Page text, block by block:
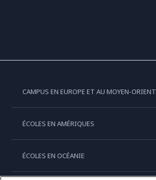
CAMPUS EN EUROPE ET AU MOYEN-ORIENT
ÉCOLES EN AMÉRIQUES
ÉCOLES EN OCÉANIE